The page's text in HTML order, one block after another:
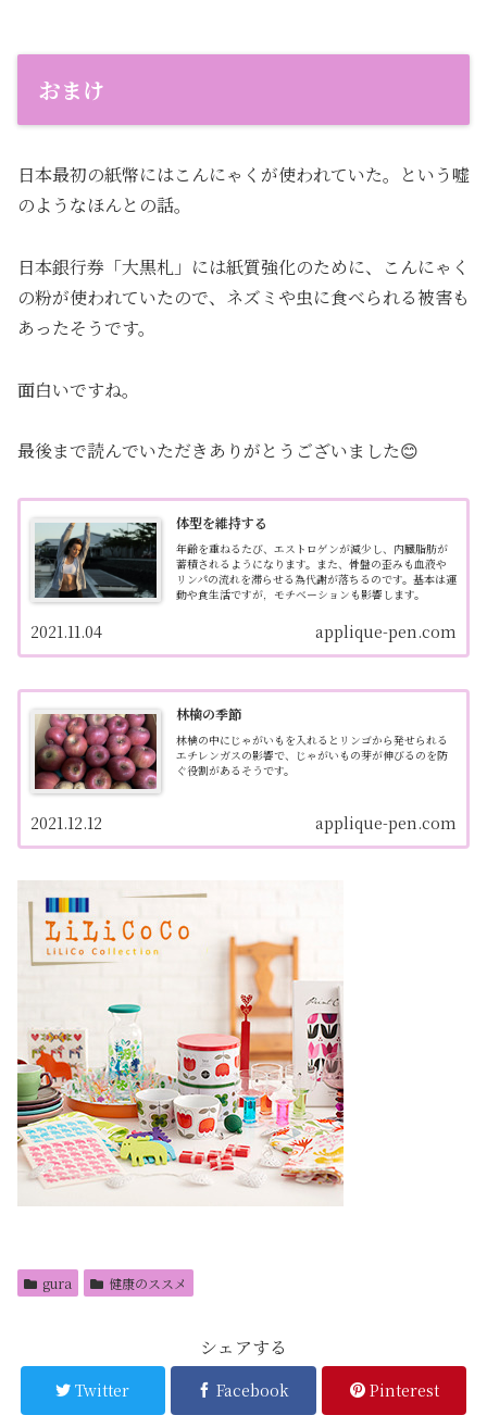
おまけ
日本最初の紙幣にはこんにゃくが使われていた。という嘘
のようなほんとの話。
日本銀行券「大黒札」には紙質強化のために、こんにゃく
の粉が使われていたので、ネズミや虫に食べられる被害も
あったそうです。
面白いですね。
最後まで読んでいただきありがとうございました😊
体型を維持する
年齢を重ねるたび、エストロゲンが減少し、内臓脂肪が
蓄積されるようになります。また、骨盤の歪みも血液や
リンパの流れを滞らせる為代謝が落ちるのです。基本は運
動や食生活ですが，モチベーションも影響します。
applique-pen.com
2021.11.04
林檎の季節
林檎の中にじゃがいもを入れるとリンゴから発せられる
エチレンガスの影響で、じゃがいもの芽が伸びるのを防
ぐ役割があるそうです。
applique-pen.com
2021.12.12
gura 健康のススメ
シェアする
Twitter Facebook Pinterest